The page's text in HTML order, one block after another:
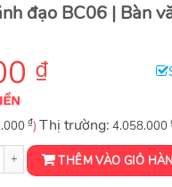
đạo BC06 | Bàn
₫
₫) Thị trường: 4.058.000
| Bàn văn phòng cao cấp, giá tốt
THÊM VÀO GIỎ